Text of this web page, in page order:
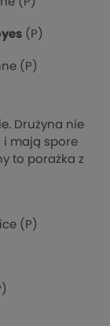
(P)
(P)
Drużyna nie
i mają spore
to porażka z
(P)